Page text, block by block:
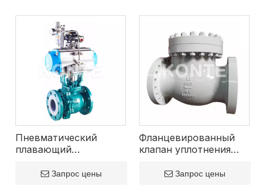
долговечность и точность делают их важными
компонентами в современных промышленных
системах по всему миру.
Пневматический
плавающий
пневматическим
Запрос цены
Фланцевированный
клапан уплотнения
Запрос цены